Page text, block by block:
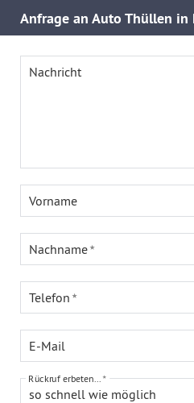
Anfrage an Auto Thüllen in
Nachricht
Vorname
Nachname
Telefon
E-Mail
so schnell wie möglich
Rückruf erbeten...